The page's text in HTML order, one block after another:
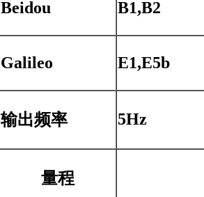
Beidou B1,B2
Galileo E1,E5b
输出频率 5Hz
量程